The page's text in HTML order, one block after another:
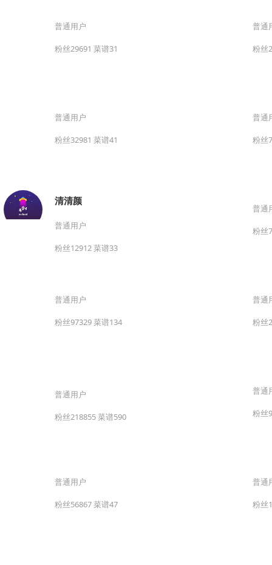
普通用户
粉丝29691 菜谱31
普通
粉丝
普通用户
粉丝32981 菜谱41
普通
粉丝
清清颜
普通用户
粉丝12912 菜谱33
普通
粉丝
普通用户
粉丝97329 菜谱134
普通
粉丝
普通用户
粉丝218855 菜谱590
普通
粉丝
普通用户
粉丝56867 菜谱47
普通
粉丝